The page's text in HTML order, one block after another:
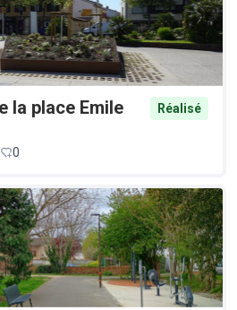
la place Emile
Réalisé
0